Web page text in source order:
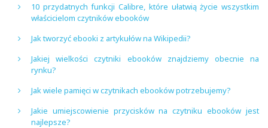
10 przydatnych funkcji Calibre, które ułatwią życie wszystkim
właścicielom czytników ebooków
Jak tworzyć ebooki z artykułów na Wikipedii?
Jakiej wielkości czytniki ebooków znajdziemy obecnie na
rynku?
Jak wiele pamięci w czytnikach ebooków potrzebujemy?
Jakie umiejscowienie przycisków na czytniku ebooków jest
najlepsze?